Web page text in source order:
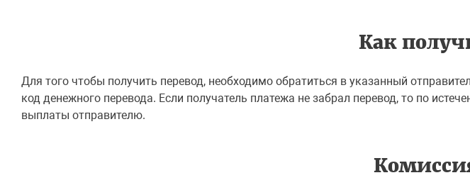
Как
Для того чтобы получить перевод, необходимо обратиться в указанный
код денежного перевода. Если получатель платежа не забрал перевод, то по
выплаты отправителю.